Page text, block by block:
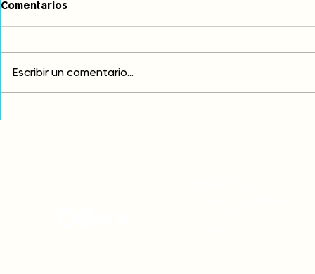
Comentarios
Escribir un comentario...